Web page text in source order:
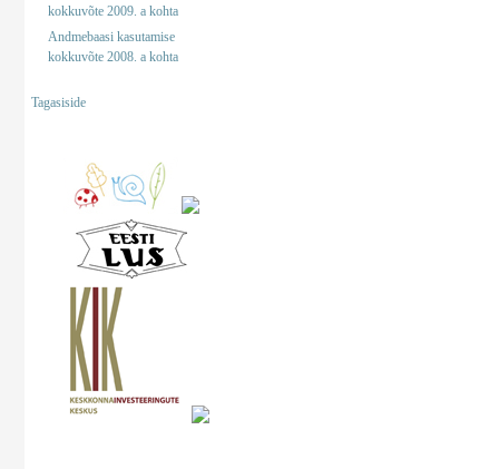
kokkuvõte 2009. a kohta
Andmebaasi kasutamise
kokkuvõte 2008. a kohta
Tagasiside